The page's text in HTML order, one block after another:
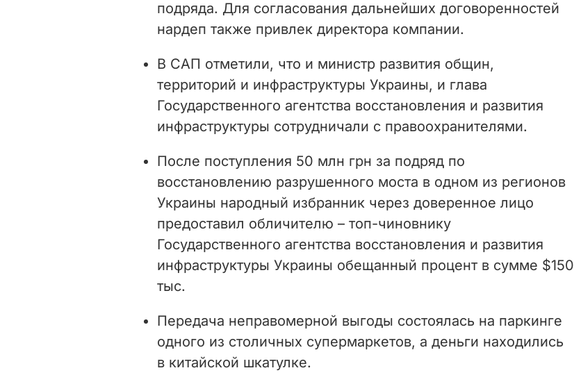
подряда. Для согласования дальнейших договоренностей
нардеп также привлек директора компании.
В САП отметили, что и министр развития общин,
территорий и инфраструктуры Украины, и глава
Государственного агентства восстановления и развития
инфраструктуры сотрудничали с правоохранителями.
После поступления 50 млн грн за подряд по
восстановлению разрушенного моста в одном из регионов
Украины народный избранник через доверенное лицо
предоставил обличителю – топ-чиновнику
Государственного агентства восстановления и развития
инфраструктуры Украины обещанный процент в сумме $150
тыс.
Передача неправомерной выгоды состоялась на паркинге
одного из столичных супермаркетов, а деньги находились
в китайской шкатулке.